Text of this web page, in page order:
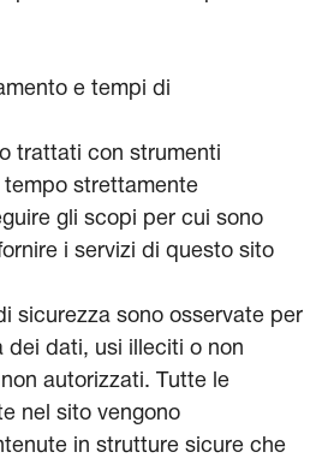
e tempi di
trattati con strumenti
strettamente
gli scopi per cui sono
i servizi di questo sito
sicurezza sono osservate per
dei dati, usi illeciti o non
autorizzati. Tutte le
nel sito vengono
in strutture sicure che